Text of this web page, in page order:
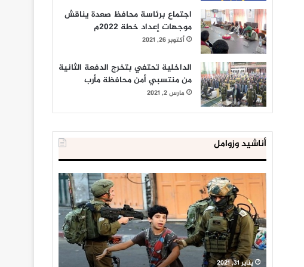
اجتماع برئاسة محافظ صعدة يناقش
موجهات إعداد خطة 2022م
أكتوبر 26, 2021
الداخلية تحتفي بتخرج الدفعة الثانية
من منتسبي أمن محافظة مأرب
مارس 2, 2021
أناشيد وزوامل
العدو
الإسرائيلي
اعتقل
543
طفلا
فلسطينيا
خلال
يناير 31, 2021
الداخلية
المصرية
تعلن
إحباط
‘مخطط
كبير’